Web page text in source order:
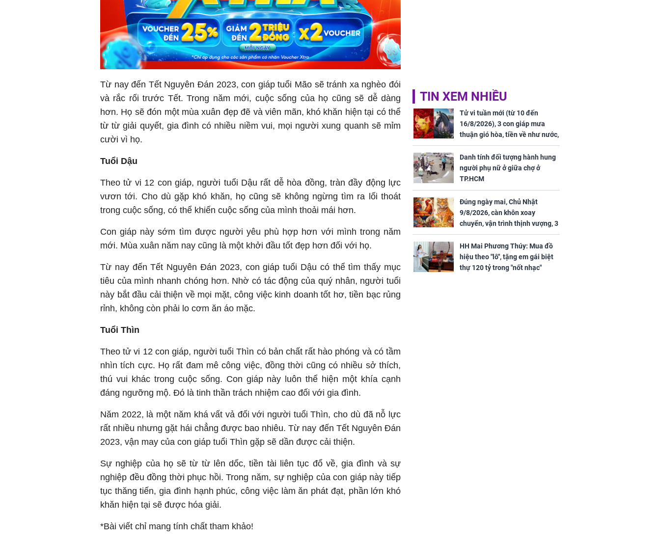
Từ nay đến Tết Nguyên Đán 2023, con giáp tuổi Mão sẽ tránh xa nghèo đói
và rắc rối trước Tết. Trong năm mới, cuộc sống của họ cũng sẽ dễ dàng
hơn. Họ sẽ đón một mùa xuân đẹp đẽ và viên mãn, khó khăn hiện tại có thể
từ từ giải quyết, gia đình có nhiều niềm vui, mọi người xung quanh sẽ mỉm
cười vì họ.
Tuổi Dậu
Theo tử vi 12 con giáp, người tuổi Dậu rất dễ hòa đồng, tràn đầy động lực
vươn tới. Cho dù gặp khó khăn, họ cũng sẽ không ngừng tìm ra lối thoát
trong cuộc sống, có thể khiến cuộc sống của mình thoải mái hơn.
Con giáp này sớm tìm được người yêu phù hợp hơn với mình trong năm
mới. Mùa xuân năm nay cũng là một khởi đầu tốt đẹp hơn đối với họ.
Từ nay đến Tết Nguyên Đán 2023, con giáp tuổi Dậu có thể tìm thấy mục
tiêu của mình nhanh chóng hơn. Nhờ có tác động của quý nhân, người tuổi
này bắt đầu cải thiện về mọi mặt, công việc kinh doanh tốt hơ, tiền bạc rủng
rỉnh, không còn phải lo cơm ăn áo mặc.
Tuổi Thìn
Theo tử vi 12 con giáp, người tuổi Thìn có bản chất rất hào phóng và có tầm
nhìn tích cực. Họ rất đam mê công việc, đồng thời cũng có nhiều sở thích,
thú vui khác trong cuộc sống. Con giáp này luôn thể hiện một khía cạnh
đáng ngưỡng mộ. Đó là tinh thần trách nhiệm cao đối với gia đình.
Năm 2022, là một năm khá vất vả đối với người tuổi Thìn, cho dù đã nỗ lực
rất nhiều nhưng gặt hái chẳng được bao nhiêu. Từ nay đến Tết Nguyên Đán
2023, vận may của con giáp tuổi Thìn gặp sẽ dần được cải thiện.
Sự nghiệp của họ sẽ từ từ lên dốc, tiền tài liên tục đổ về, gia đình và sự
nghiệp đều đồng thời phục hồi. Trong năm, sự nghiệp của con giáp này tiếp
tục thăng tiến, gia đình hạnh phúc, công việc làm ăn phát đạt, phần lớn khó
khăn hiện tại sẽ được hóa giải.
*Bài viết chỉ mang tính chất tham khảo!
TIN XEM NHIỀU
Tử vi tuần mới (từ 10 đến
16/8/2026), 3 con giáp mưa
thuận gió hòa, tiền về như nước,
bạc vàng dư dả, Phú Quý Vinh
Hoa, vận trình khai sáng
Danh tính đối tượng hành hung
người phụ nữ ở giữa chợ ở
TP.HCM
Đúng ngày mai, Chủ Nhật
9/8/2026, càn khôn xoay
chuyển, vận trình thịnh vượng, 3
con giáp nhận phúc khí nhà trời,
tình tiền đỏ như son, vận may
hanh thông
HH Mai Phương Thúy: Mua đồ
hiệu theo "lô", tặng em gái biệt
thự 120 tỷ trong "nốt nhạc"